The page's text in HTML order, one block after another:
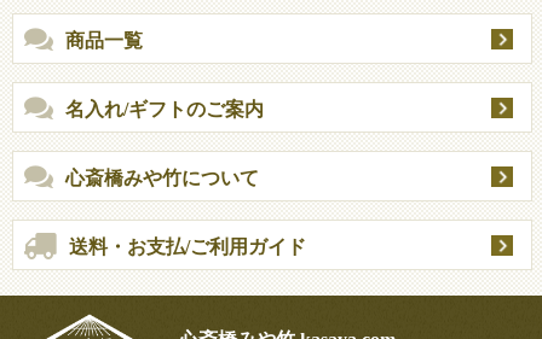
商品一覧
名入れ/ギフトのご案内
心斎橋みや竹について
送料・お支払/ご利用ガイド